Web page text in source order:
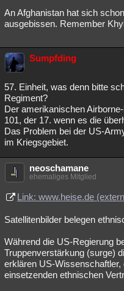
An Afghanistan hat sich
ausgebissen. Remember
Sumpfding
57. Einheit, was denn bitte
Regiment?
Der amerikanischen
101, der 17. wenn es die
Das Problem bei der US-
im Kriegsgebiet.
neoschamane
ehemaliges Mitglied
Link: www.heise.de
Satellitenbilder belegen
Während die US-Regierung
Truppenverstärkung (surge)
erklären US-
einsetzenden ethnischen